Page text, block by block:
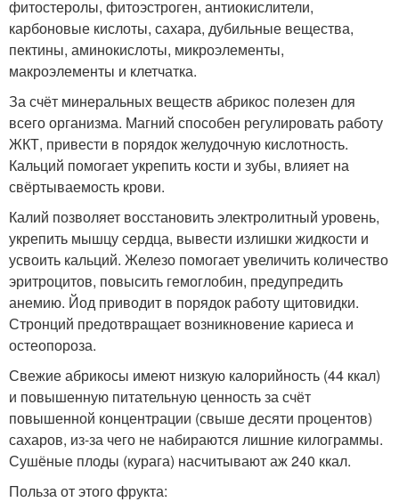
фитостеролы, фитоэстроген, антиокислители,
карбоновые кислоты, сахара, дубильные вещества,
пектины, аминокислоты, микроэлементы,
макроэлементы и клетчатка.
За счёт минеральных веществ абрикос полезен для
всего организма. Магний способен регулировать работу
ЖКТ, привести в порядок желудочную кислотность.
Кальций помогает укрепить кости и зубы, влияет на
свёртываемость крови.
Калий позволяет восстановить электролитный уровень,
укрепить мышцу сердца, вывести излишки жидкости и
усвоить кальций. Железо помогает увеличить количество
эритроцитов, повысить гемоглобин, предупредить
анемию. Йод приводит в порядок работу щитовидки.
Стронций предотвращает возникновение кариеса и
остеопороза.
Свежие абрикосы имеют низкую калорийность (44 ккал)
и повышенную питательную ценность за счёт
повышенной концентрации (свыше десяти процентов)
сахаров, из-за чего не набираются лишние килограммы.
Сушёные плоды (курага) насчитывают аж 240 ккал.
Польза от этого фрукта: